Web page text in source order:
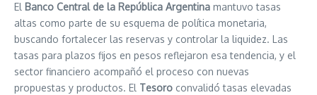
El Banco Central de la República Argentina mantuvo tasas
altas como parte de su esquema de política monetaria,
buscando fortalecer las reservas y controlar la liquidez. Las
tasas para plazos fijos en pesos reflejaron esa tendencia, y el
sector financiero acompañó el proceso con nuevas
propuestas y productos. El Tesoro convalidó tasas elevadas